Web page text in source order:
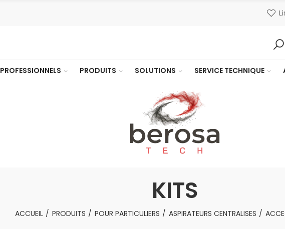
PROFESSIONNELS PRODUITS SOLUTIONS SERVICE TECHNIQUE
KITS
ACCUEIL PRODUITS POUR PARTICULIERS ASPIRATEURS CENTRALISES